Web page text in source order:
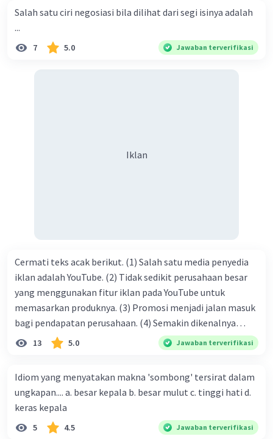
ke dalam umat-Nya yang diberkahi. Amin ya rabbal alamin.
Hadirin sekalian yang berbahagia! Dirasa amat penting
sekali jiwa sosial untuk diterapkan di lingkungan keluarga,
limpahan karuniaNya kita bisa berkumpul di sini. Kalimat
Salah satu ciri negosiasi bila dilihat dari segi isinya adalah
...
7 5.0 Jawaban terverifikasi
Iklan
Cermati teks acak berikut. (1) Salah satu media penyedia
iklan adalah YouTube. (2) Tidak sedikit perusahaan besar
yang menggunakan fitur iklan pada YouTube untuk
memasarkan produknya. (3) Promosi menjadi jalan masuk
bagi pendapatan perusahaan. (4) Semakin dikenalnya
suatu produk oleh konsumen, semakin besar pula peluang
perusahaan kepada konsumen. Urutan yang tepat agar
menjadi teks eksposisi yang padu adalah .... A. (1)-(2)-(3)-
(4)-(5) B. (2)-(1)-(3)-(4)-(5) C. (3)-(1)-(2)-(5)-(4) D. (3)-(5)-
(4)-(1)-(2) E. (5)-(1)-(3)-(4)-(2)
13 5.0 Jawaban terverifikasi
Idiom yang menyatakan makna 'sombong' tersirat dalam
ungkapan.... a. besar kepala b. besar mulut c. tinggi hati d.
keras kepala
5 4.5 Jawaban terverifikasi